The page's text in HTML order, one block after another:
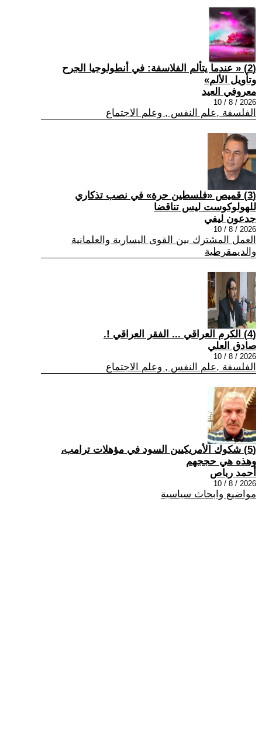
(2) « عندما يتألم الفلاسفة: في أنطولوجيا الجرح
وتأويل الألم»
معروفي العيد
2026 / 8 / 10
الفلسفة ,علم النفس , وعلم الاجتماع
(3) قميص «فلسطين حرة» في نصب تذكاري
للهولوكوست ليس تناقضا
جدعون ليفي
2026 / 8 / 10
العمل المشترك بين القوى اليسارية والعلمانية
والديمقرطية
(4) الكرم العراقي ... الفقر العراقي !.
صادق العلي
2026 / 8 / 10
الفلسفة ,علم النفس , وعلم الاجتماع
(5) شكوك الأمريكيين السود في مؤهلات ترامب،
وهذه هي حججهم
أحمد رباص
2026 / 8 / 10
مواضيع وابحاث سياسية